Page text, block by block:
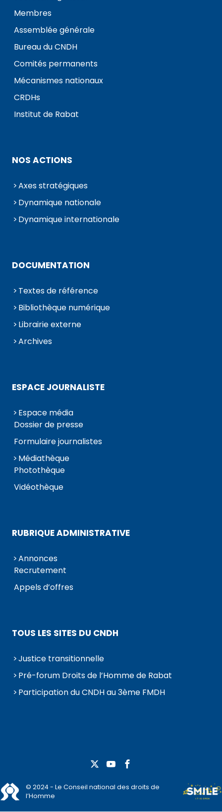
Membres
Assemblée générale
Bureau du CNDH
Comités permanents
Mécanismes nationaux
CRDHs
Institut de Rabat
NOS ACTIONS
Axes stratégiques
Dynamique nationale
Dynamique internationale
DOCUMENTATION
Textes de référence
Bibliothèque numérique
Librairie externe
Archives
ESPACE JOURNALISTE
Espace média
Dossier de presse
Formulaire journalistes
Médiathèque
Photothèque
Vidéothèque
RUBRIQUE ADMINISTRATIVE
Annonces
Recrutement
Appels d’offres
TOUS LES SITES DU CNDH
Justice transitionnelle
Pré-forum Droits de l’Homme de Rabat
Participation du CNDH au 3ème FMDH
© 2024 - Le Conseil national des droits de
l’Homme